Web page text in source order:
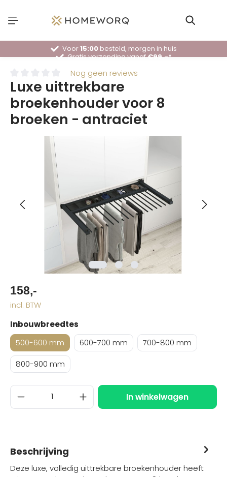
Voor15:00besteld, morgen in huis
Gratis verzending vanaf€99,-*
Nog geen reviews
Luxe uittrekbare
broekenhouder voor 8
broeken - antraciet
158,-
incl. BTW
Inbouwbreedtes
500-600 mm
600-700 mm
700-800 mm
800-900 mm
In winkelwagen
Beschrijving
Deze luxe, volledig uittrekbare broekenhouder heeft